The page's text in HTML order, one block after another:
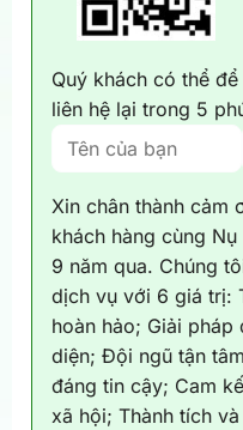
Quý khách có thể
liên hệ lại trong 5
Xin chân thành cảm
khách hàng cùng
9 năm qua. Chúng
dịch vụ với 6 giá trị:
hoàn hảo; Giải
diện; Đội ngũ tận
đáng tin cậy; Cam
xã hội; Thành tích